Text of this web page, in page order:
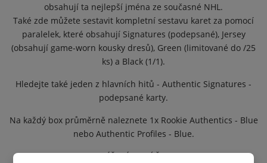
obsahují ta nejlepší jména ze současné NHL.
Také zde můžete sestavit kompletní sestavu karet za pomocí
paralelek, které obsahují Signatures (podepsané), Jersey
(obsahují game-worn kousky dresů), Green (limitované do /25
ks) a Black (1/1).
Hledejte také jeden z hlavních hitů - Authentic Signatures -
podepsané karty.
Na každý box průměrně naleznete 1x Rookie Authentics - Blue
nebo Authentic Profiles - Blue.
KLÍČOVÍ NOVÁČCI: